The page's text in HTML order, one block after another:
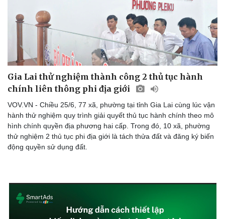
Gia Lai thử nghiệm thành công 2 thủ tục hành
chính liên thông phi địa giới
VOV.VN - Chiều 25/6, 77 xã, phường tại tỉnh Gia Lai cùng lúc vận
hành thử nghiệm quy trình giải quyết thủ tục hành chính theo mô
hình chính quyền địa phương hai cấp. Trong đó, 10 xã, phường
thử nghiệm 2 thủ tục phi địa giới là tách thửa đất và đăng ký biến
động quyền sử dụng đất.